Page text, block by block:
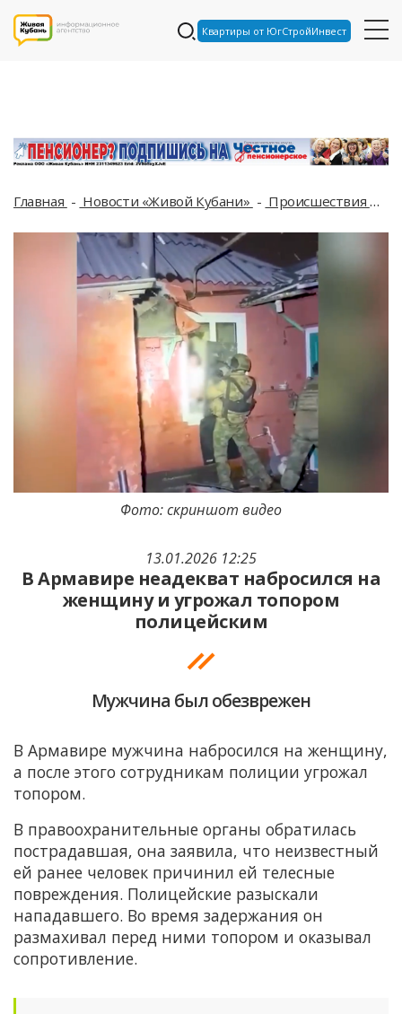
Квартиры от ЮгСтройИнвест
Главная Новости «Живой Кубани» Происшествия
13.01.2026 12:25
В Армавире неадекват набросился на
женщину и угрожал топором
полицейским
Мужчина был обезврежен
Фото: скриншот видео
В Армавире мужчина набросился на женщину,
а после этого сотрудникам полиции угрожал
топором.
В правоохранительные органы обратилась
пострадавшая, она заявила, что неизвестный
ей ранее человек причинил ей телесные
повреждения. Полицейские разыскали
нападавшего. Во время задержания он
размахивал перед ними топором и оказывал
сопротивление.